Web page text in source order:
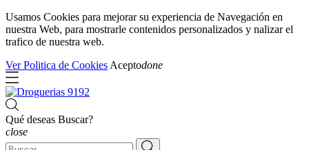
Usamos Cookies para mejorar su experiencia de Navegación en
nuestra Web, para mostrarle contenidos personalizados y nalizar el
trafico de nuestra web.
Ver Politica de Cookies Aceptodone
Qué deseas Buscar?
close